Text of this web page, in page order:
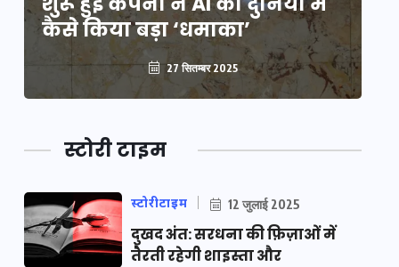
कैसे किया बड़ा ‘धमाका’
27 सितम्बर 2025
स्टोरी टाइम
स्टोरीटाइम 12 जुलाई 2025
दुखद अंत: सरधना की फ़िज़ाओं में
तैरती रहेगी शाइस्ता और